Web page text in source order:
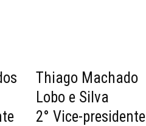
Thiago Machado
Lobo e Silva
2° Vice-presidente